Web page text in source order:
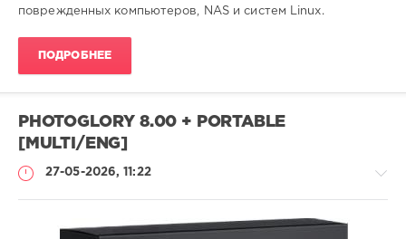
поврежденных компьютеров, NAS и систем Linux.
ПОДРОБНЕЕ
PHOTOGLORY 8.00 + PORTABLE
[MULTI/ENG]
27-05-2026, 11:22